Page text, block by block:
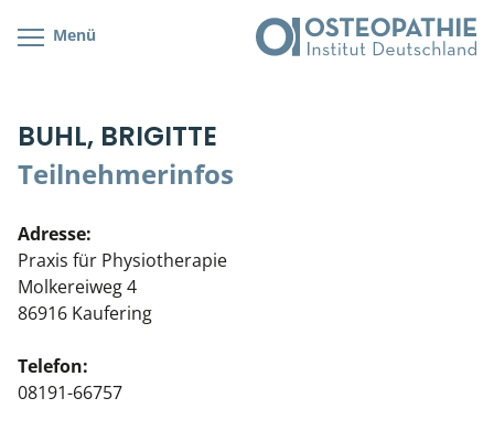
Menü
BUHL, BRIGITTE
Teilnehmerinfos
Adresse:
Praxis für Physiotherapie
Molkereiweg 4
86916 Kaufering
Telefon:
08191-66757
Cranial/Neurale Osteopathie
Parietale Osteopathie
Viszerale Osteopathie
Klinische & Praktische Kurse
Live Online-Kurse
Bonus-Programm
Veranstaltungsticket DB
Wissenswertes
Teilnehmerliste
Stellenbörse
Soziales Engagement